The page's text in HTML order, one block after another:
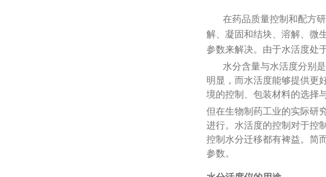
在药品质量控制和配方
解、凝固和结块、溶解、微
参数来解决。由于水活度处
水分含量与水活度分别
明显，而水活度能够提供更
境的控制、包装材料的选择
但在生物制药工业的实际研
进行。水活度的控制对于控
控制水分迁移都有裨益。简
参数。